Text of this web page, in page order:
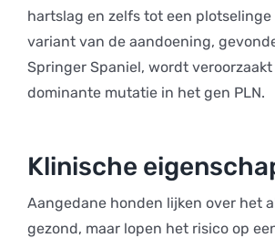
hartslag en zelfs tot een plotselinge
variant van de aandoening,
Springer Spaniel, wordt veroorzaakt
dominante mutatie in het gen PLN.
Klinische
Aangedane honden lijken over het
gezond, maar lopen het risico op